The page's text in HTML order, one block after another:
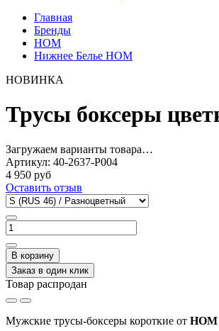
Главная
Бренды
HOM
Нижнее Белье HOM
НОВИНКА
Трусы боксеры
Загружаем варианты товара…
Артикул: 40-2637-P004
4 950 руб
Оставить отзыв
В корзину
Заказ в один клик
Товар распродан
Мужские трусы-боксеры короткие от HOM